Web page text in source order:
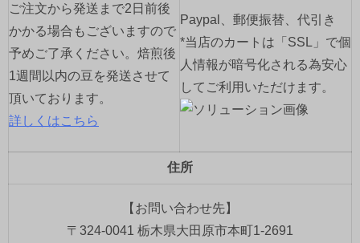
ご注文から発送まで2日前後
かかる場合もございますので
予めご了承ください。焙煎後
1週間以内の豆を発送させて
頂いております。
詳しくはこちら
Paypal、郵便振替、代引き
*当店のカートは「SSL」で個
人情報が暗号化される為安心
してご利用いただけます。
住所
【お問い合わせ先】
〒324-0041 栃木県大田原市本町1-2691